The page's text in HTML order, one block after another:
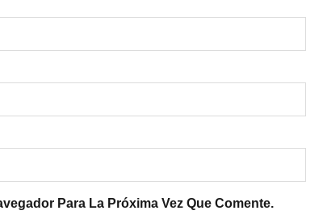
Para La Próxima Vez Que Comente.